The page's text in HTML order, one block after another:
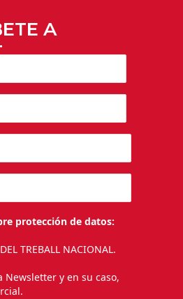
A
protección de datos:
TREBALL NACIONAL.
Newsletter y en su caso,